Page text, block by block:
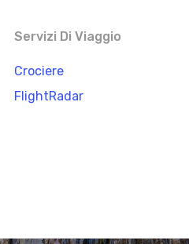
Servizi Di Viaggio
Crociere
FlightRadar